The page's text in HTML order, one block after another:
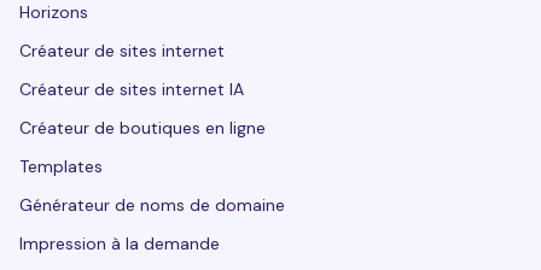
Horizons
Créateur de sites internet
Créateur de sites internet IA
Créateur de boutiques en ligne
Templates
Générateur de noms de domaine
Impression à la demande